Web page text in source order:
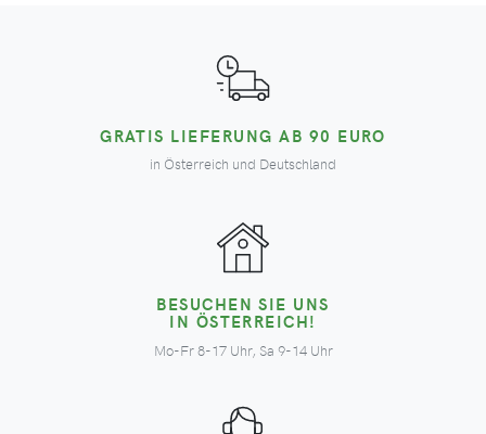
GRATIS LIEFERUNG AB 90 EURO
in Österreich und Deutschland
BESUCHEN SIE UNS
IN ÖSTERREICH!
Mo-Fr 8-17 Uhr, Sa 9-14 Uhr